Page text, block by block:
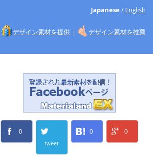
Japanese / English
デザイン素材を提供 | デザイン素材を推薦
0
tweet
0 0